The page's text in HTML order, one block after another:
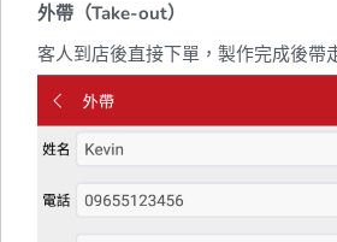
外帶（Take-out）
客人到店後直接下單，製作完成後帶